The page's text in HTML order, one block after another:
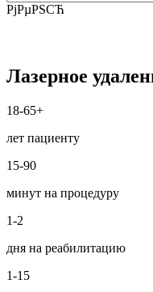
РјРµРЅСЋ
Лазерное
18-65+
лет пациенту
15-90
минут на процедуру
1-2
дня на реабилитацию
1-15